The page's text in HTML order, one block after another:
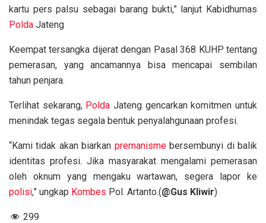
kartu pers palsu sebagai barang bukti,” lanjut Kabidhumas
Polda Jateng
Keempat tersangka dijerat dengan Pasal 368 KUHP tentang
pemerasan, yang ancamannya bisa mencapai sembilan
tahun penjara.
Terlihat sekarang, Polda Jateng gencarkan komitmen untuk
menindak tegas segala bentuk penyalahgunaan profesi.
“Kami tidak akan biarkan premanismebersembunyi di balik
identitas profesi. Jika masyarakat mengalami pemerasan
oleh oknum yang mengaku wartawan, segera lapor ke
polisi,” ungkap Kombes Pol. Artanto.(@Gus Kliwir)
299